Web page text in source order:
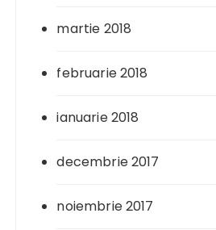
martie 2018
februarie 2018
ianuarie 2018
decembrie 2017
noiembrie 2017